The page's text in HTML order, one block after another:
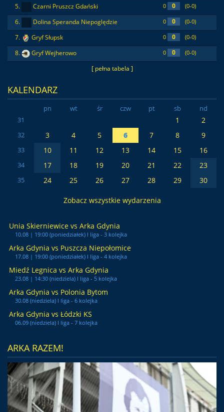
[ pełna tabela ]
5. Czarni Pruszcz Gdański 0 0 (0-0)
6. Dolina Speranda Niepoględzie 0 0 (0-0)
7. Gryf Słupsk 0 0 (0-0)
8. Gryf Wejherowo 0 0 (0-0)
KALENDARZ
pn wt śr czw pt sb
nd
31
1 2
32 3 4 5 6 7 8 9
33 10 11 12 13 14 15 16
34 17 18 19 20 21 22 23
35 24 25 26 27 28 29 30
Zobacz wszystkie wydarzenia
Unia Skierniewice vs Arka Gdynia
10.08 | 19:00 (poniedziałek) I liga - 3 kolejka
Arka Gdynia vs Puszcza Niepołomice
17.08 | 19:00 (poniedziałek) I liga - 4 kolejka
Miedź Legnica vs Arka Gdynia
23.08 | 14:30 (niedziela) I liga - 5 kolejka
Arka Gdynia vs Polonia Bytom
30.08 (niedziela) I liga - 6 kolejka
Arka Gdynia vs Łódzki KS
06.09 (niedziela) I liga - 7 kolejka
ARKA RAZEM!